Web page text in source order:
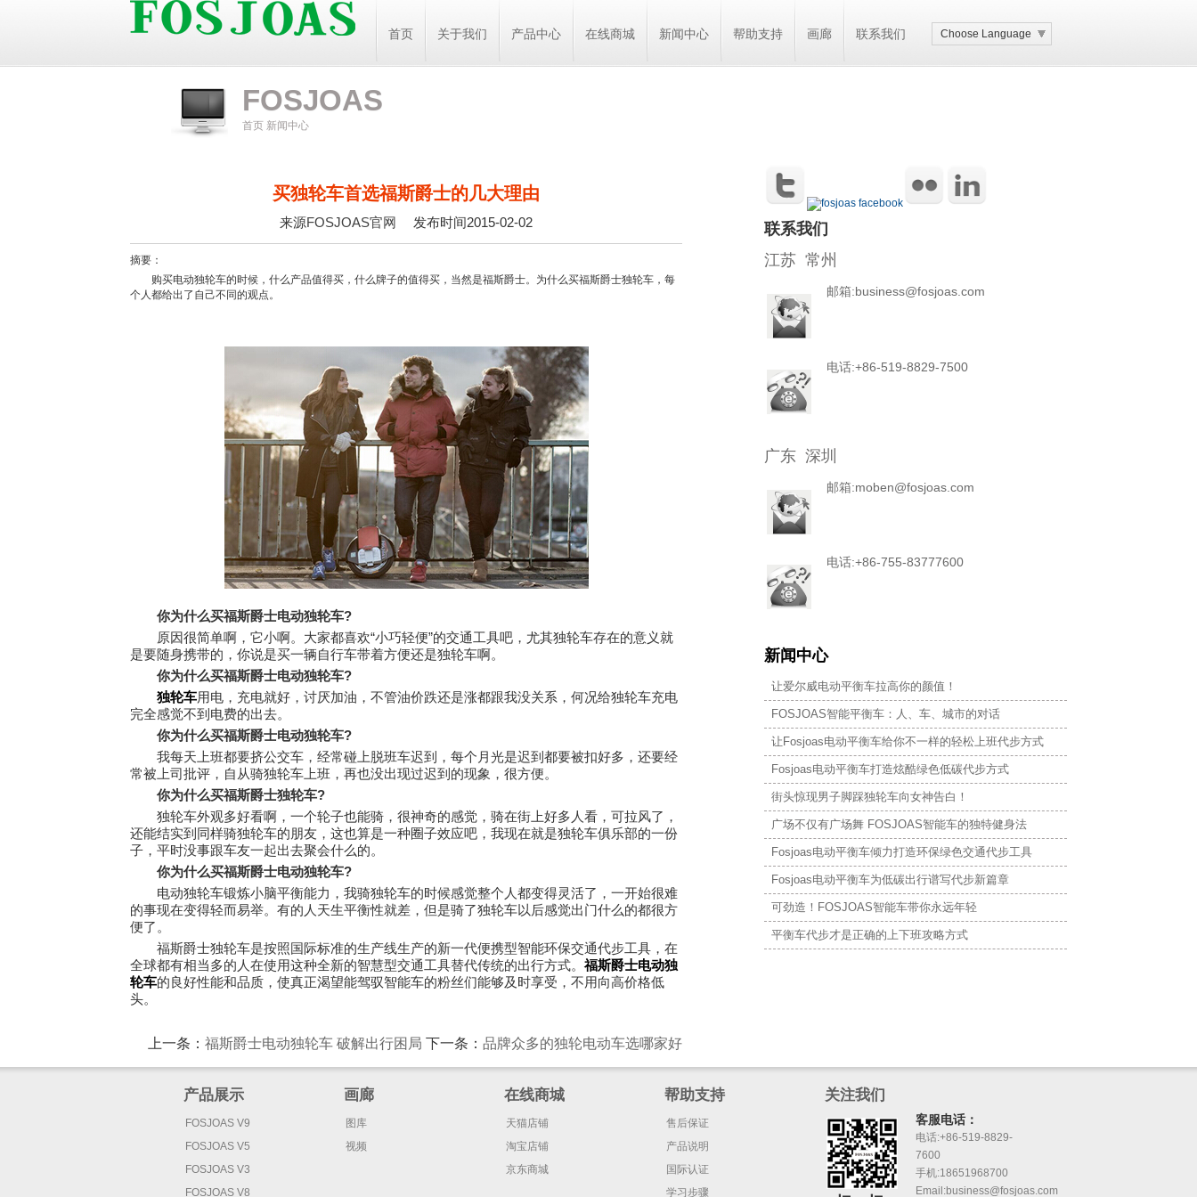
首页 关于我们 产品中心 在线商城 新闻中心 帮助支持 画廊 联系我们 Choose Language
FOSJOAS
首页 新闻中心
买独轮车首选福斯爵士的几大理由
来源FOSJOAS官网 发布时间2015-02-02
摘要：
购买电动独轮车的时候，什么产品值得买，什么牌子的值得买，当然是福斯爵士。为什么买福斯爵士独轮车，每
个人都给出了自己不同的观点。
你为什么买福斯爵士电动独轮车?
原因很简单啊，它小啊。大家都喜欢“小巧轻便”的交通工具吧，尤其独轮车存在的意义就
是要随身携带的，你说是买一辆自行车带着方便还是独轮车啊。
你为什么买福斯爵士电动独轮车?
独轮车用电，充电就好，讨厌加油，不管油价跌还是涨都跟我没关系，何况给独轮车充电
完全感觉不到电费的出去。
你为什么买福斯爵士电动独轮车?
我每天上班都要挤公交车，经常碰上脱班车迟到，每个月光是迟到都要被扣好多，还要经
常被上司批评，自从骑独轮车上班，再也没出现过迟到的现象，很方便。
你为什么买福斯爵士独轮车?
独轮车外观多好看啊，一个轮子也能骑，很神奇的感觉，骑在街上好多人看，可拉风了，
还能结实到同样骑独轮车的朋友，这也算是一种圈子效应吧，我现在就是独轮车俱乐部的一份
子，平时没事跟车友一起出去聚会什么的。
你为什么买福斯爵士电动独轮车?
电动独轮车锻炼小脑平衡能力，我骑独轮车的时候感觉整个人都变得灵活了，一开始很难
的事现在变得轻而易举。有的人天生平衡性就差，但是骑了独轮车以后感觉出门什么的都很方
便了。
福斯爵士独轮车是按照国际标准的生产线生产的新一代便携型智能环保交通代步工具，在
全球都有相当多的人在使用这种全新的智慧型交通工具替代传统的出行方式。 福斯爵士电动独
轮车的良好性能和品质，使真正渴望能驾驭智能车的粉丝们能够及时享受，不用向高价格低
头。
上一条： 福斯爵士电动独轮车 破解出行困局 下一条： 品牌众多的独轮电动车选哪家好
联系我们
江苏 常州
邮箱:business@fosjoas.com
电话:+86-519-8829-7500
广东 深圳
邮箱:moben@fosjoas.com
电话:+86-755-83777600
新闻中心
让爱尔威电动平衡车拉高你的颜值！
FOSJOAS智能平衡车：人、车、城市的对话
让Fosjoas电动平衡车给你不一样的轻松上班代步方式
Fosjoas电动平衡车打造炫酷绿色低碳代步方式
街头惊现男子脚踩独轮车向女神告白！
广场不仅有广场舞 FOSJOAS智能车的独特健身法
Fosjoas电动平衡车倾力打造环保绿色交通代步工具
Fosjoas电动平衡车为低碳出行谱写代步新篇章
可劲造！FOSJOAS智能车带你永远年轻
平衡车代步才是正确的上下班攻略方式
产品展示
FOSJOAS V9
FOSJOAS V5
FOSJOAS V3
FOSJOAS V8
画廊
图库
视频
在线商城
天猫店铺
淘宝店铺
京东商城
帮助支持
售后保证
产品说明
国际认证
学习步骤
关注我们
客服电话：
电话:+86-519-8829-
7600
手机:18651968700
Email:business@fosjoas.com